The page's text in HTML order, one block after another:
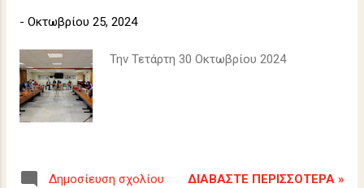
- Οκτωβρίου 25, 2024
Την Τετάρτη 30 Οκτωβρίου 2024
Δημοσίευση σχολίου ΔΙΑΒΆΣΤΕ ΠΕΡΙΣΣΌΤΕΡΑ »